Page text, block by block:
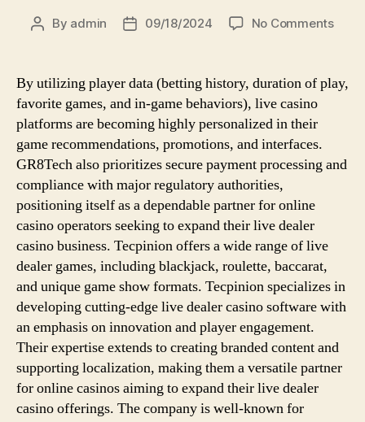
Post
By admin
Post09/18/2024 No Commentson
By utilizing player data (betting history, duration of play,
favorite games, and in-game behaviors), live casino
platforms are becoming highly personalized in their
game recommendations, promotions, and interfaces.
GR8Tech also prioritizes secure payment processing and
compliance with major regulatory authorities,
positioning itself as a dependable partner for online
casino operators seeking to expand their live dealer
casino business. Tecpinion offers a wide range of live
dealer games, including blackjack, roulette, baccarat,
and unique game show formats. Tecpinion specializes in
developing cutting-edge live dealer casino software with
an emphasis on innovation and player engagement.
Their expertise extends to creating branded content and
supporting localization, making them a versatile partner
for online casinos aiming to expand their live dealer
casino offerings. The company is well-known for